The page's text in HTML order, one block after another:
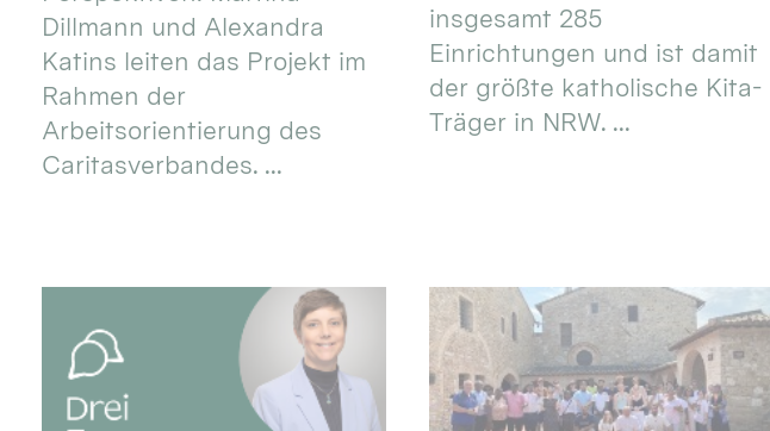
Dillmann und Alexandra
Katins leiten das Projekt im
Rahmen der
Arbeitsorientierung des
Caritasverbandes. ...
insgesamt 285
Einrichtungen und ist damit
der größte katholische Kita-
Träger in NRW. ...